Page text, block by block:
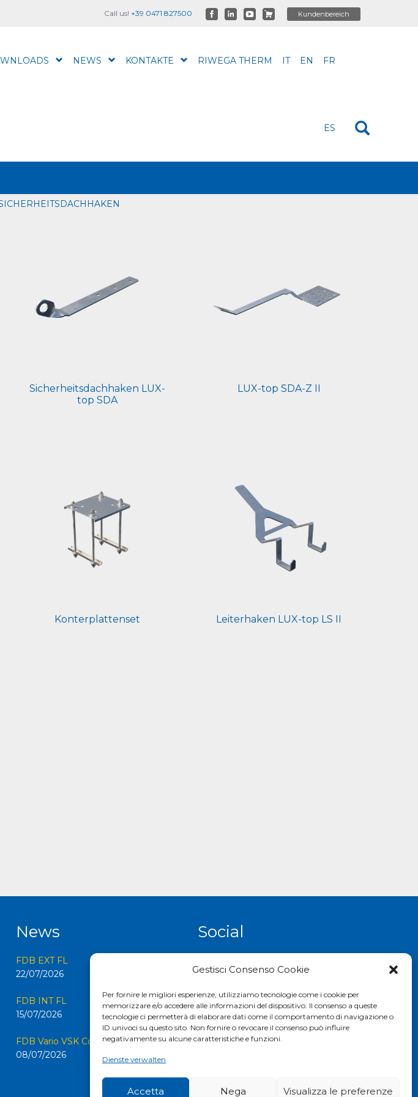
Gestisci Consenso Cookie
Per fornire le migliori esperienze, utilizziamo tecnologie come i cookie per
memorizzare e/o accedere alle informazioni del dispositivo. Il consenso a queste
tecnologie ci permetterà di elaborare dati come il comportamento di navigazione o
ID univoci su questo sito. Non fornire o revocare il consenso può influire
negativamente su alcune caratteristiche e funzioni.
Dienste verwalten
Accetta Nega Visualizza le preferenze
NEWS KONTAKTE RIWEGA THERM IT EN FR
ES
Call us! +39 0471 827500
Sicherheitsdachhaken LUX-
top SDA
LUX-top SDA-Z II
Konterplattenset Leiterhaken LUX-top LS II
News
FDB EXT FL
22/07/2026
FDB INT FL
15/07/2026
FDB Vario VSK Corner FL
08/07/2026
Social